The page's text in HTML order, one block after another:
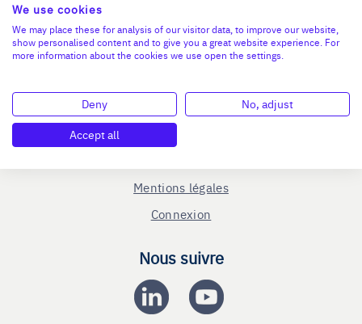
En savoir plus
Le C.R.A - qui sommes-nous ?
Mentions légales
Connexion
Nous suivre
We use cookies
We may place these for analysis of our visitor data, to improve our website,
show personalised content and to give you a great website experience. For
more information about the cookies we use open the settings.
Deny
No, adjust
Accept all